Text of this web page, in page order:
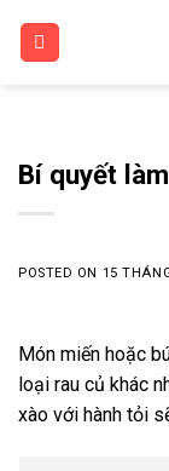
Bí quyết
POSTED ON 15
Món miến hoặc
loại rau củ khác
xào với hành tỏi